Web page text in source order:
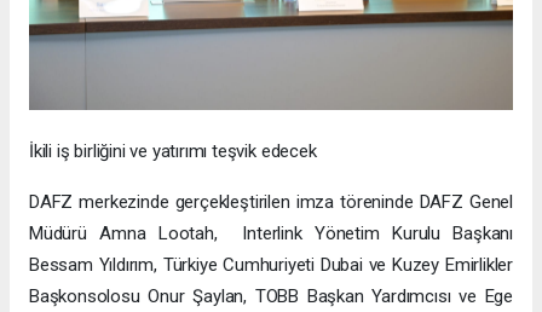
İkili iş birliğini ve yatırımı teşvik edecek
DAFZ merkezinde gerçekleştirilen imza töreninde DAFZ Genel
Müdürü Amna Lootah, Interlink Yönetim Kurulu Başkanı
Bessam Yıldırım, Türkiye Cumhuriyeti Dubai ve Kuzey Emirlikler
Başkonsolosu Onur Şaylan, TOBB Başkan Yardımcısı ve Ege